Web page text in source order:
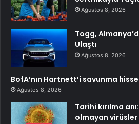
Ağustos 8, 2026
Togg,
Ulaştı
Ağustos 8, 2026
BofA’nın Hartnett’i savunma
Ağustos 8, 2026
Tarihi kırılma
olmayan